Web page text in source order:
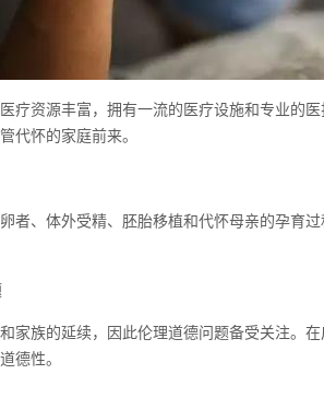
疗资源丰富，拥有一流的医疗设施和专业的
代怀的家庭前来。
者、体外受精、胚胎移植和代怀母亲的孕育
家族的延续，因此伦理道德问题备受关注。
德性。